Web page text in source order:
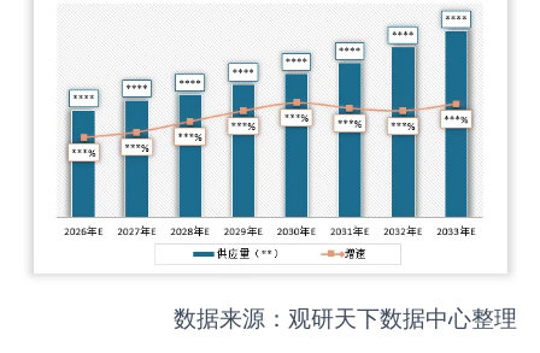
数据来源：观研天下数据中心整理